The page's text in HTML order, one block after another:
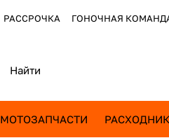
РАССРОЧКА ГОНОЧНАЯ
МОТОЗАПЧАСТИ